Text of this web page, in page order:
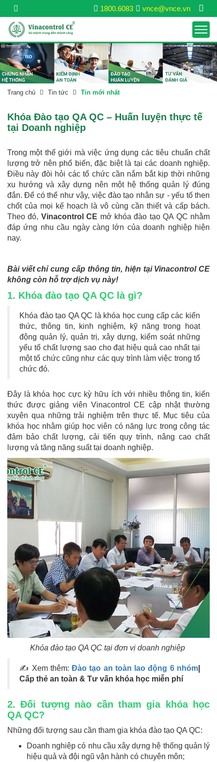
vnce@vnce.vn
1800.6083
Trang chủ Tin tức Tin mới nhất
Khóa Đào tạo QA QC – Huấn luyện thực tế
tại Doanh nghiệp
Trong một thế giới mà việc ứng dụng các tiêu chuẩn chất
lượng trở nên phổ biến, đặc biệt là tại các doanh nghiệp.
Điều này đòi hỏi các tổ chức cần nắm bắt kịp thời những
xu hướng và xây dựng nên một hệ thống quản lý đúng
đắn. Để có thể như vậy, việc đào tạo nhân sự - yếu tố then
chốt của mọi kế hoạch là vô cùng cần thiết và cấp bách.
Theo đó, Vinacontrol CE mở khóa đào tạo QA QC nhằm
đáp ứng nhu cầu ngày càng lớn của doanh nghiệp hiện
nay.
Bài viết chỉ cung cấp thông tin, hiện tại Vinacontrol CE
không còn hỗ trợ dịch vụ này!
1. Khóa đào tạo QA QC là gì?
Khóa đào tạo QA QC là khóa học cung cấp các kiến
thức, thông tin, kinh nghiệm, kỹ năng trong hoạt
động quản lý, quản trị, xây dựng, kiểm soát những
yếu tố chất lượng sao cho đạt hiệu quả cao nhất tại
một tổ chức cũng như các quy trình làm việc trong tổ
chức đó.
Đây là khóa học cực kỳ hữu ích với nhiều thông tin, kiến
thức được giảng viên Vinacontrol CE cập nhật thường
xuyên qua những trải nghiệm trên thực tế. Mục tiêu của
khóa học nhằm giúp học viên có năng lực trong công tác
đảm bảo chất lượng, cải tiến quy trình, nâng cao chất
lượng và tăng năng suất tại doanh nghiệp.
Khóa đào tạo QA QC tại đơn vị doanh nghiệp
✍ Xem thêm:Đào tạo an toàn lao động 6 nhóm
Cấp thẻ an toàn & Tư vấn khóa học miễn phí
2. Đối tượng nào cần tham gia khóa học
QA QC?
Những đối tượng sau cần tham gia khóa đào tạo QA QC:
Doanh nghiệp có nhu cầu xây dựng hệ thống quản lý
hiệu quả và đội ngũ vận hành có chuyên môn;